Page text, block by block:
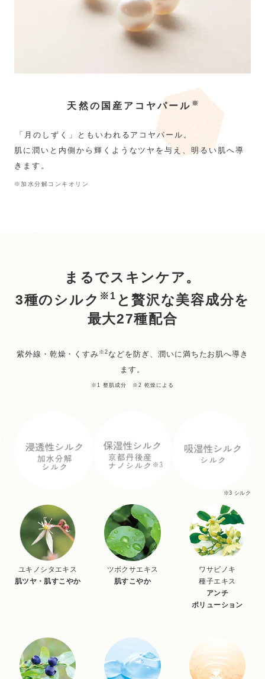
天然の国産アコヤパール ※
「月のしずく」ともいわれるアコヤパール。
肌に潤いと内側から輝くようなツヤを与え、明るい肌へ導
きます。
※加水分解コンキオリン
まるでスキンケア。
3種のシルク ※1 と贅沢な美容成分を
最大27種配合
紫外線・乾燥・くすみ ※2 などを防ぎ、潤いに満ちたお肌へ導き
ます。
※1 整肌成分 ※2 乾燥による
※3 シルク
ユキノシタエキス
肌ツヤ・肌すこやか
ツボクサエキス
肌すこやか
ワサビノキ
種子エキス
アンチ
ポリューション